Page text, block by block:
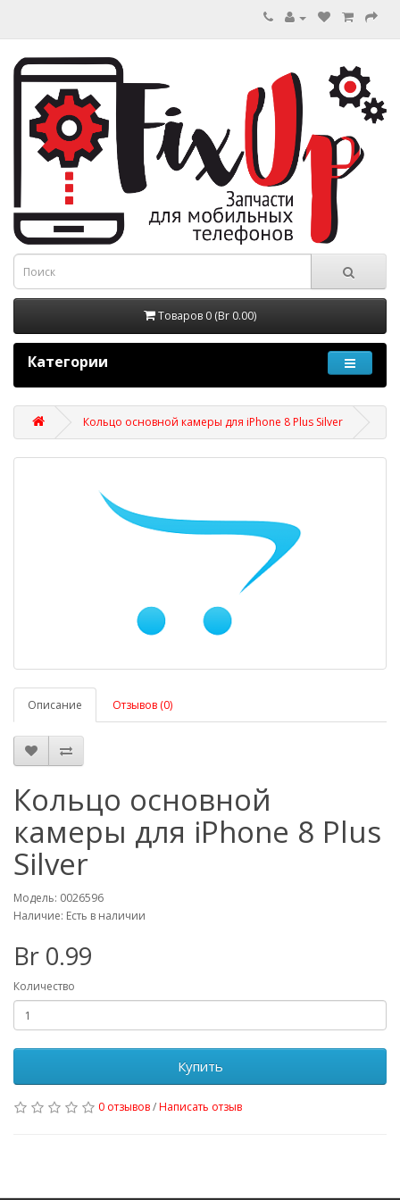
Товаров 0 (Br 0.00)
Категории
Кольцо основной камеры для iPhone 8 Plus Silver
Описание Отзывов (0)
Кольцо основной
камеры для iPhone 8 Plus
Silver
Модель: 0026596
Наличие: Есть в наличии
Br 0.99
Количество
Купить
0 отзывов/Написать отзыв